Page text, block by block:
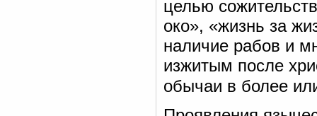
целью
око», «жизнь за
наличие рабов и
изжитым после
обычаи в более